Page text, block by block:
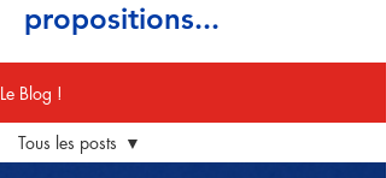
propositions...
Le Blog !
Tous les posts